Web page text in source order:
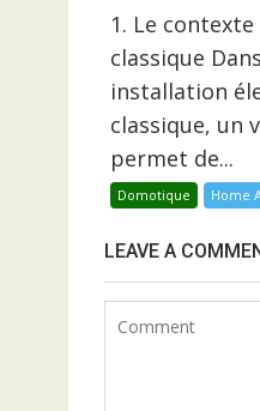
1. Le
classique
installation
classique, un
permet de...
Domotique Home
LEAVE A